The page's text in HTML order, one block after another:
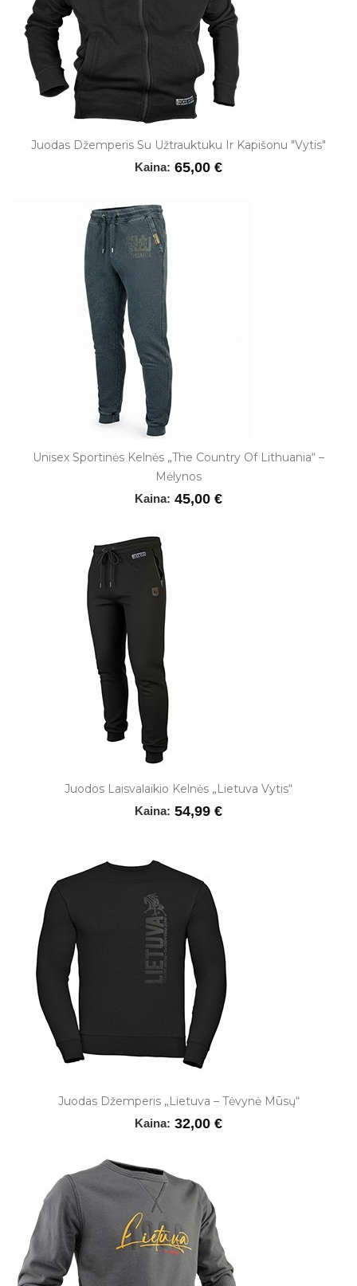
Juodas Džemperis Su Užtrauktuku Ir Kapišonu "Vytis"
Kaina: 65,00 €
Unisex Sportinės Kelnės „The Country Of Lithuania“ –
Mėlynos
Kaina: 45,00 €
Juodos Laisvalaikio Kelnės „Lietuva Vytis“
Kaina: 54,99 €
Juodas Džemperis „Lietuva – Tėvynė Mūsų“
Kaina: 32,00 €